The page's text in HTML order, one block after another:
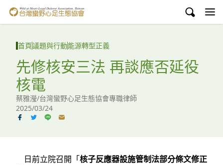
台灣蠻野心足生態協會
議題與行動
環境教育
白海豚媽祖宮
English
首頁議題與行動能源轉型正義
先修核安三法 再談應否延役
核電
蔡雅瀅/台灣蠻野心足生態協會專職律師
2025/03/24
日前立院召開「核子反應器設施管制法部分條文修正